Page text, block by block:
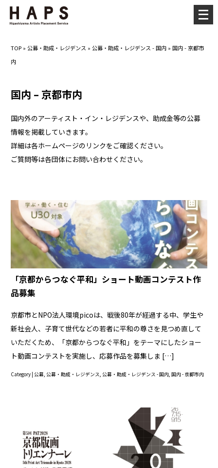
TOP »公募・助成・レジデンス »公募・助成・レジデンス - 国内 »国内 - 京都市
内
国内 – 京都市内
国内外のアーティスト・イン・レジデンスや、助成金等の公募
情報を掲載していきます。
詳細は各ホームページのリンクをご確認ください。
ご質問等は各団体にお問い合わせください。
「京都からつなぐ平和」ショート動画コンテスト作
品募集
京都市とNPO法人環境picoは、戦後80年が経過する中、学生や
新社会人、子育て世代などの若者に平和の尊さを見つめ直して
いただくため、「京都からつなぐ平和」をテーマにしたショー
ト動画コンテストを実施し、応募作品を募集しま […]
Category |公募,公募・助成・レジデンス,公募・助成・レジデンス - 国内,国内 - 京都市内
メ
ニ
ー